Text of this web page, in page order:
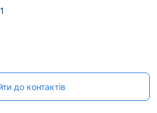
до контактів